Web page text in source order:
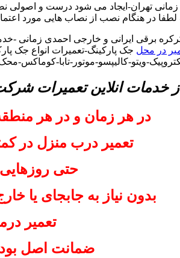
تهران-ایجاد می شود درست و
لطفا در هنگام نصب از نصاب هایی مورد
برقی ایرانی و خارجی احمدی زمانی -
در محل جک پارکینگ-تعمیرات انواع جک
ویتو-کالیپسو-موتور-تابا-
خدمات انلاین تعمیرات
در هر زمان و در هر
تعمیر درب منزل در
حتی
بدون نیاز به جابجای یا
تعمیر
ضمانت اصل